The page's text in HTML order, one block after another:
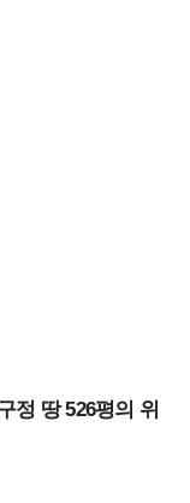
정 땅 526평의 위